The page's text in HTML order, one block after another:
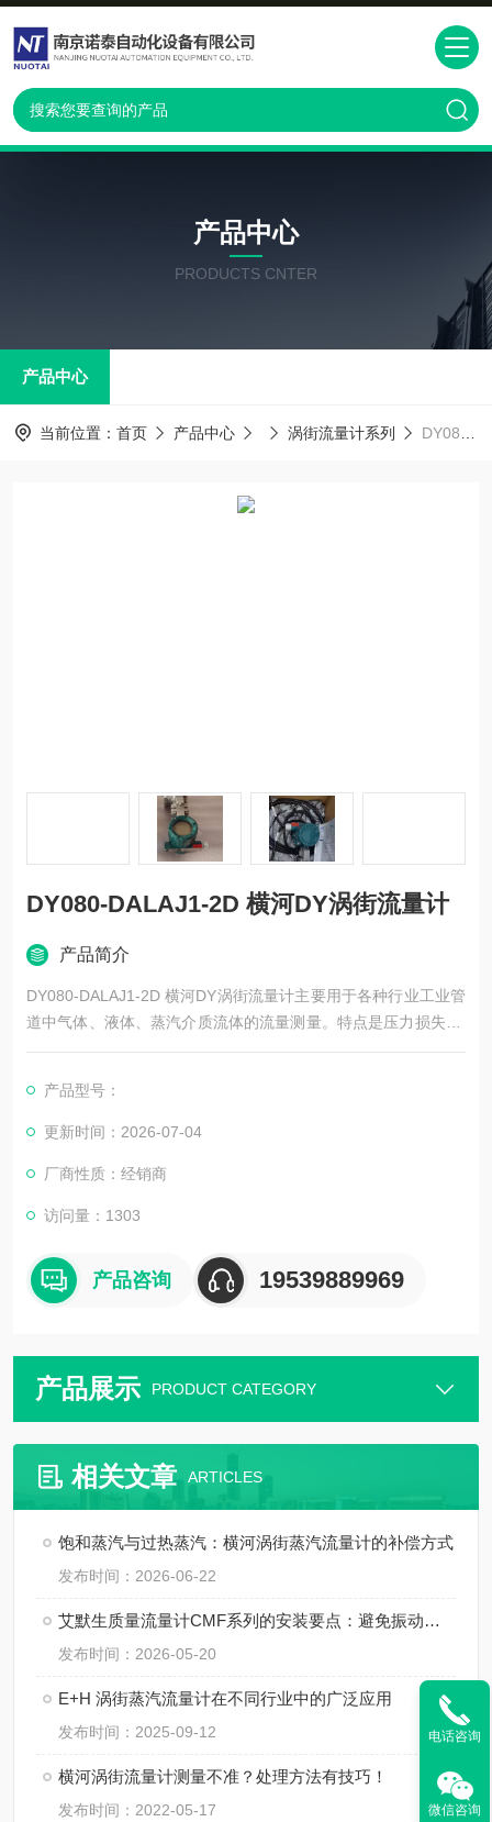
产品中心
PRODUCTS CNTER
产品中心
当前位置： 首页 产品中心 涡街流量计系列 DY080-DALAJ1-2D 横河DY涡街流量计
DY080-DALAJ1-2D 横河DY涡街流量计
产品简介
DY080-DALAJ1-2D 横河DY涡街流量计主要用于各种行业工业管
道中气体、液体、蒸汽介质流体的流量测量。特点是压力损失小,
量程范围大,精度高,在测量工况体积流量时几乎不受流体密度、压
护量小,仪表参数能长期稳定。
产品型号：
更新时间：2026-07-04
厂商性质：经销商
访问量：1303
产品咨询 19539889969
产品展示 PRODUCT CATEGORY
相关文章 ARTICLES
饱和蒸汽与过热蒸汽：横河涡街蒸汽流量计的补偿方式
发布时间：2026-06-22
艾默生质量流量计CMF系列的安装要点：避免振动、应力与两相流干扰
发布时间：2026-05-20
E+H 涡街蒸汽流量计在不同行业中的广泛应用
发布时间：2025-09-12
横河涡街流量计测量不准？处理方法有技巧！
发布时间：2022-05-17
电话咨询
微信咨询